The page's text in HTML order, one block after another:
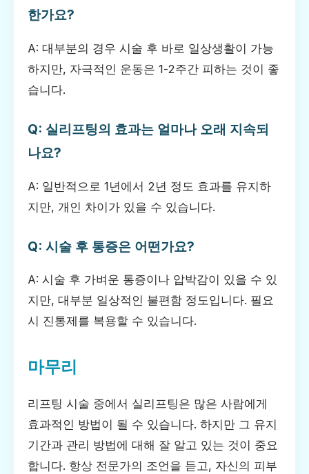
한가요?
A: 대부분의 경우 시술 후 바로 일상생활이 가능
하지만, 자극적인 운동은 1-2주간 피하는 것이 좋
습니다.
Q: 실리프팅의 효과는 얼마나 오래 지속되
나요?
A: 일반적으로 1년에서 2년 정도 효과를 유지하
지만, 개인 차이가 있을 수 있습니다.
Q: 시술 후 통증은 어떤가요?
A: 시술 후 가벼운 통증이나 압박감이 있을 수 있
지만, 대부분 일상적인 불편함 정도입니다. 필요
시 진통제를 복용할 수 있습니다.
마무리
리프팅 시술 중에서 실리프팅은 많은 사람에게
효과적인 방법이 될 수 있습니다. 하지만 그 유지
기간과 관리 방법에 대해 잘 알고 있는 것이 중요
합니다. 항상 전문가의 조언을 듣고, 자신의 피부